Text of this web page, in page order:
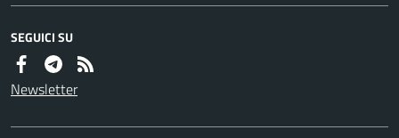
SEGUICI SU
Newsletter